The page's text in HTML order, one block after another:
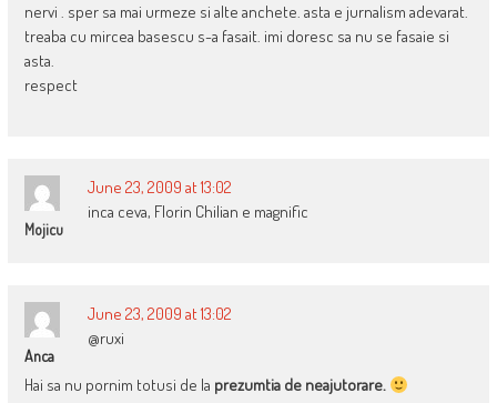
nervi . sper sa mai urmeze si alte anchete. asta e jurnalism adevarat.
treaba cu mircea basescu s-a fasait. imi doresc sa nu se fasaie si
asta.
respect
Mojicu
June 23, 2009 at 13:02
inca ceva, Florin Chilian e magnific
Anca
June 23, 2009 at 13:02
@ruxi
Hai sa nu pornim totusi de la prezumtia de neajutorare.